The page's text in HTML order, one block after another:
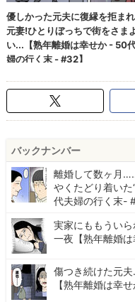
バックナンバー
離婚して数ヶ月
やくたどり着い
代夫婦の行く末- #
実家にももうい
一夜【熟年離婚
傷つき続けた元
【熟年離婚は幸